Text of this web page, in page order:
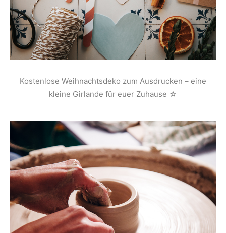
Kostenlose Weihnachtsdeko zum Ausdrucken – eine
kleine Girlande für euer Zuhause ☆